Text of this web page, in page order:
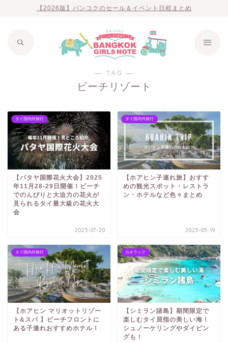
【2026版】バンコクのセール＆イベント日程まとめ
― TAG ―
ビーチリゾート
タイ国内外旅行
【パタヤ国際花火大会】2025
年11月28-29日開催！ビーチ
でのんびりと大迫力の花火が
見られるタイ最大級の花火大
会
2025-07-20
タイ国内外旅行
【ホアヒン子連れ旅】おすす
めの観光スポット・レストラ
ン・ホテルなど色々まとめ
2025-05-19
タイ国内外旅行
【ホアヒン マリオットリゾー
ト&スパ 】ビーチフロントに
ある子連れおすすめホテル！
カオラック
【シミラン諸島】期間限定で
楽しむタイ屈指の美しい海！
シュノーケリングやダイビン
グも！